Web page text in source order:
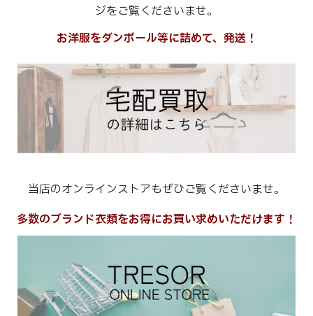
ジをご覧くださいませ。
お洋服をダンボール等に詰めて、発送！
当店のオンラインストアもぜひご覧くださいませ。
多数のブランド衣類をお得にお買い求めいただけます！